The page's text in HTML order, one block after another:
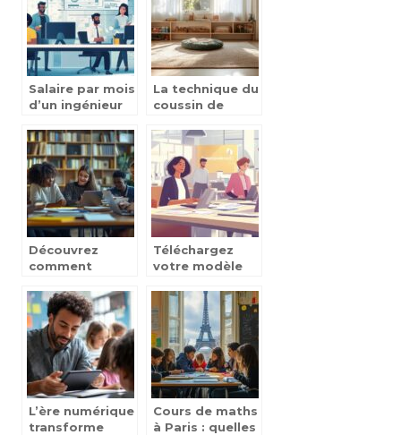
organisée
performantes
pour vos
besoins
Salaire par mois
d’un ingénieur
différences
entre startups
et grands
groupes selon
l’expérience
La technique du
coussin de
Montessori :
tout savoir sur
cet outil créatif
qui aide les
enfants à
canaliser leurs
émotions
Découvrez
comment
intelligence
avec un test de
QI gratuit en
ligne
Téléchargez
votre modèle
demande de
formation
France Travail
pour obtenir un
financement
L’ère numérique
transforme
Cours de maths
à Paris : quelles